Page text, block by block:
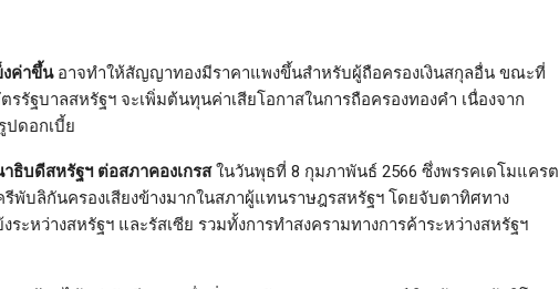
งค่าขึ้น อาจทำให้สัญญาทองมีราคาแพงขึ้นสำหรับผู้ถือครองเงินสกุลอื่น ขณะที่
ฐบาลสหรัฐฯ จะเพิ่มต้นทุนค่าเสียโอกาสในการถือครองทองคำ เนื่องจาก
ดอกเบี้ย
ธิบดีสหรัฐฯ ต่อสภาคองเกรสในวันพุธที่ 8 กุมภาพันธ์ 2566 ซึ่งพรรคเดโมแครต
พับลิกันครองเสียงข้างมากในสภาผู้แทนราษฎรสหรัฐฯ โดยจับตาทิศทาง
ะหว่างสหรัฐฯ และรัสเซีย รวมทั้งการทำสงครามทางการค้าระหว่างสหรัฐฯ